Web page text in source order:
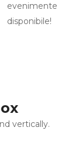
evenimente
disponibile!
vertically.